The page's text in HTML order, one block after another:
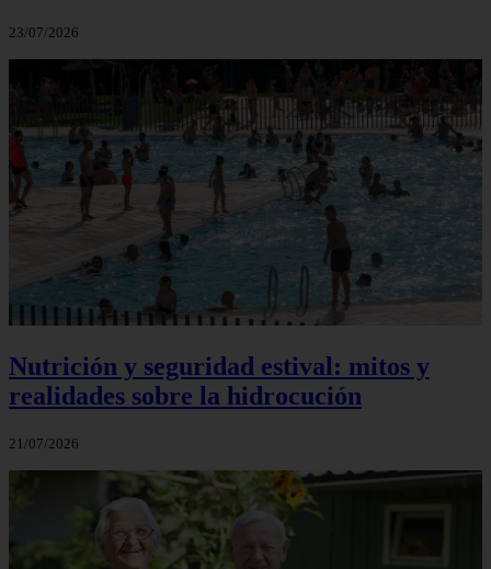
23/07/2026
Nutrición y seguridad estival: mitos y
realidades sobre la hidrocución
21/07/2026